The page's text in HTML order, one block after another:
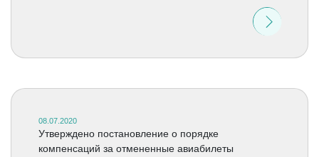
08.07.2020
Утверждено постановление о порядке
компенсаций за отмененные авиабилеты